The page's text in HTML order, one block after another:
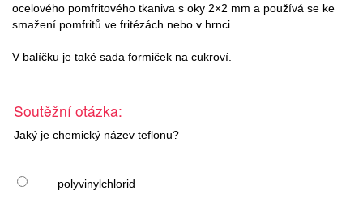
ocelového pomfritového tkaniva s oky 2×2 mm a používá se ke
smažení pomfritů ve fritézách nebo v hrnci.
V balíčku je také sada formiček na cukroví.
Soutěžní otázka:
Jaký je chemický název teflonu?
polyvinylchlorid